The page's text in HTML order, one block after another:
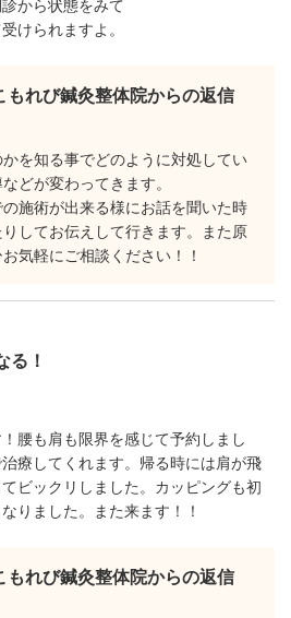
から状態をみて
けられますよ。
もれび鍼灸整体院からの返信
を知る事でどのように対処してい
どが変わってきます。
施術が出来る様にお話を聞いた時
してお伝えして行きます。また原
気軽にご相談ください！！
る！
腰も肩も限界を感じて予約しまし
療してくれます。帰る時には肩が飛
ビックリしました。カッピングも初
りました。また来ます！！
もれび鍼灸整体院からの返信